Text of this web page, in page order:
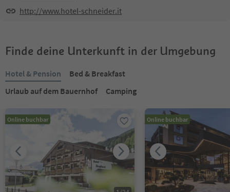
http://www.hotel-schneider.it
Finde deine Unterkunft in der Umgebung
Hotel & Pension
Bed & Breakfast
Urlaub auf dem Bauernhof
Camping
Online buchbar Online buchbar